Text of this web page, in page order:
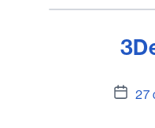
Data27